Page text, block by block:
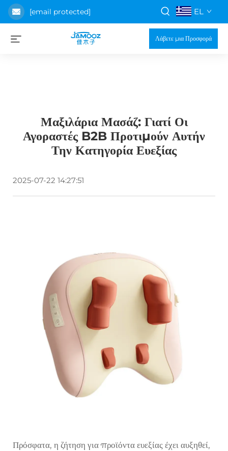
[email protected] EL
Λάβετε μια Προσφορά
Μαξιλάρια Μασάζ: Γιατί Οι
Αγοραστές B2B Προτιμούν Αυτήν
Την Κατηγορία Ευεξίας
2025-07-22 14:27:51
Πρόσφατα, η ζήτηση για προϊόντα ευεξίας έχει αυξηθεί,